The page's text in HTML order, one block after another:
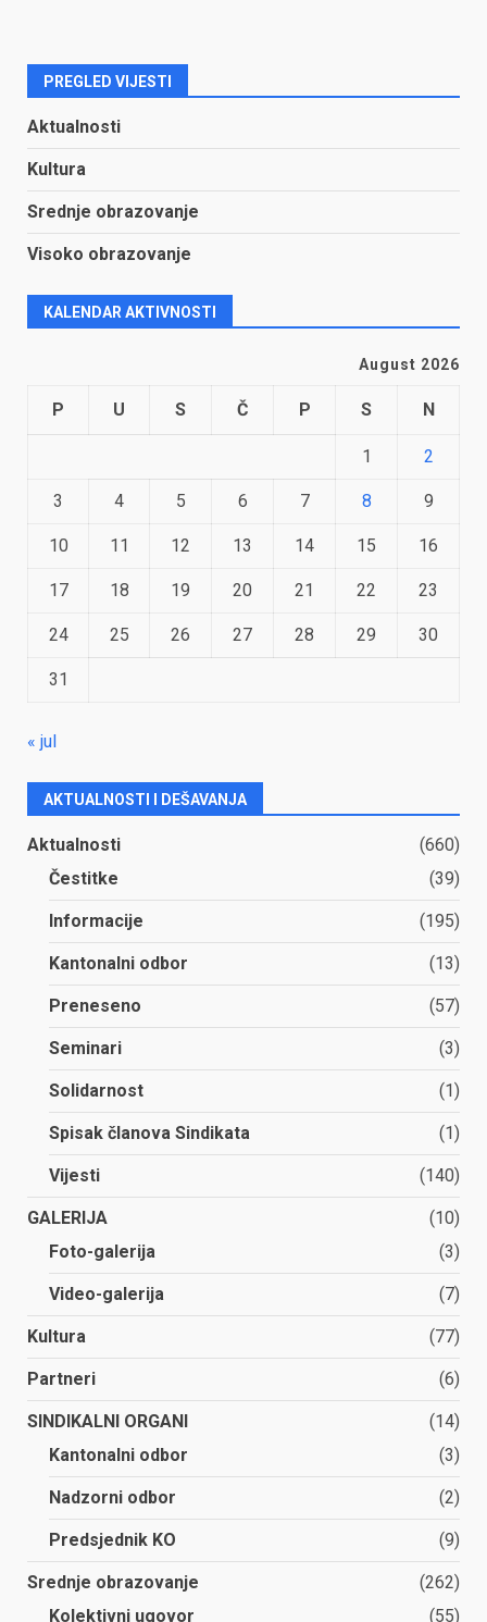
PREGLED VIJESTI
Aktualnosti
Kultura
Srednje obrazovanje
Visoko obrazovanje
KALENDAR AKTIVNOSTI
August 2026
P U S Č P S N
1 2
3 4 5 6 7 8 9
10 11 12 13 14 15 16
17 18 19 20 21 22 23
24 25 26 27 28 29 30
31
« jul
AKTUALNOSTI I DEŠAVANJA
Aktualnosti
(660)
Čestitke
(39)
Informacije (195)
Kantonalni odbor (13)
Preneseno (57)
Seminari (3)
Solidarnost (1)
Spisak članova Sindikata (1)
Vijesti (140)
GALERIJA
(10)
Foto-galerija
(3)
Video-galerija (7)
Kultura (77)
Partneri (6)
SINDIKALNI ORGANI
(14)
Kantonalni odbor
(3)
Nadzorni odbor (2)
Predsjednik KO (9)
Srednje obrazovanje
(262)
Kolektivni ugovor
(55)